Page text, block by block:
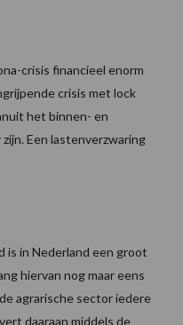
crisis financieel enorm
crisis met lock
het binnen- en
Een lastenverzwaring
is in Nederland een groot
hiervan nog maar eens
agrarische sector iedere
daaraan middels de